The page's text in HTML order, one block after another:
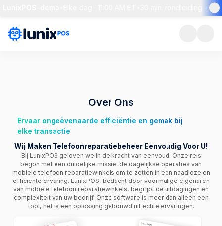
30 min. rondleiding + live
Over Ons
Ervaar ongeëvenaarde efficiëntie en gemak bij
elke transactie
Wij Maken Telefoonreparatiebeheer Eenvoudig Voor U!
Bij LunixPOS geloven we in de kracht van eenvoud. Onze reis
begon met een duidelijke missie: de dagelijkse operaties van
mobiele telefoon reparatiewinkels om te zetten in een naadloze en
efficiënte ervaring. LunixPOS, bedacht door voormalige eigenaren
van mobiele telefoon reparatiewinkels, begrijpt de uitdagingen en
complexiteit van uw bedrijf. Onze software is meer dan alleen een
tool, het is een oplossing gebouwd uit echte ervaringen.